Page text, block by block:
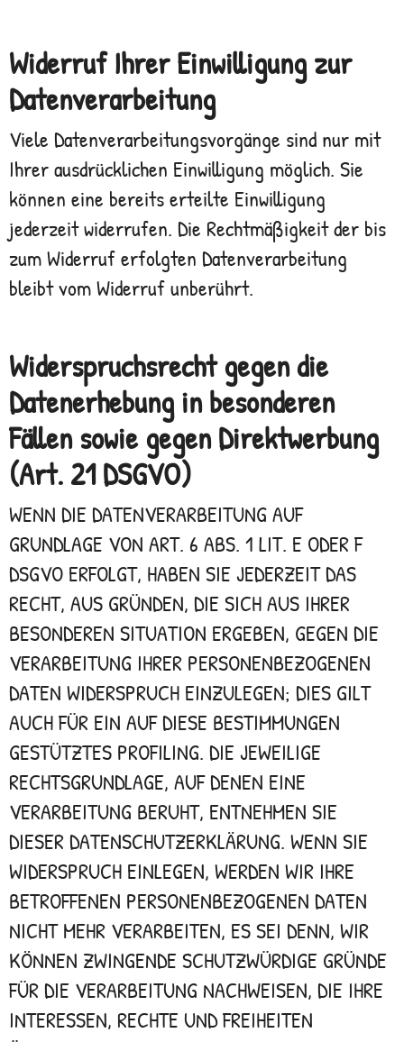
Widerruf Ihrer Einwilligung zur
Datenverarbeitung
Viele Datenverarbeitungsvorgänge sind nur mit
Ihrer ausdrücklichen Einwilligung möglich. Sie
können eine bereits erteilte Einwilligung
jederzeit widerrufen. Die Rechtmäßigkeit der bis
zum Widerruf erfolgten Datenverarbeitung
bleibt vom Widerruf unberührt.
Widerspruchsrecht gegen die
Datenerhebung in besonderen
Fällen sowie gegen Direktwerbung
(Art. 21 DSGVO)
WENN DIE DATENVERARBEITUNG AUF
GRUNDLAGE VON ART. 6 ABS. 1 LIT. E ODER F
DSGVO ERFOLGT, HABEN SIE JEDERZEIT DAS
RECHT, AUS GRÜNDEN, DIE SICH AUS IHRER
BESONDEREN SITUATION ERGEBEN, GEGEN DIE
VERARBEITUNG IHRER PERSONENBEZOGENEN
DATEN WIDERSPRUCH EINZULEGEN; DIES GILT
AUCH FÜR EIN AUF DIESE BESTIMMUNGEN
GESTÜTZTES PROFILING. DIE JEWEILIGE
RECHTSGRUNDLAGE, AUF DENEN EINE
VERARBEITUNG BERUHT, ENTNEHMEN SIE
DIESER DATENSCHUTZERKLÄRUNG. WENN SIE
WIDERSPRUCH EINLEGEN, WERDEN WIR IHRE
BETROFFENEN PERSONENBEZOGENEN DATEN
NICHT MEHR VERARBEITEN, ES SEI DENN, WIR
KÖNNEN ZWINGENDE SCHUTZWÜRDIGE GRÜNDE
FÜR DIE VERARBEITUNG NACHWEISEN, DIE IHRE
INTERESSEN, RECHTE UND FREIHEITEN